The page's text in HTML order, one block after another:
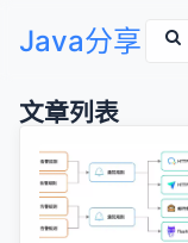
Java分享
文章列表